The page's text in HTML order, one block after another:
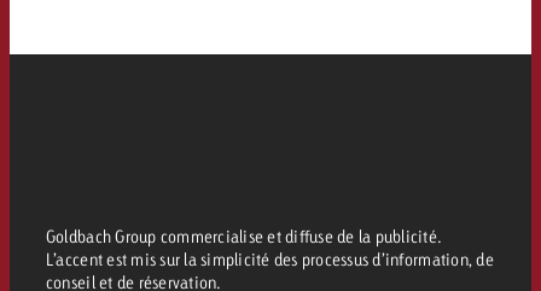
Goldbach Group commercialise et diffuse de la publicité.
L’accent est mis sur la simplicité des processus d’information, de
conseil et de réservation.